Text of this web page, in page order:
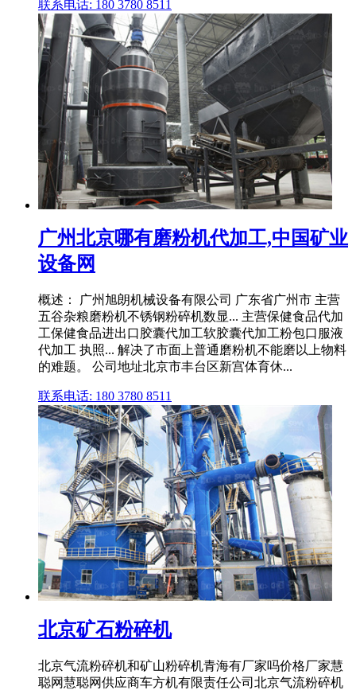
联系电话: 180 3780 8511
广州北京哪有磨粉机代加工,中国矿业
设备网
概述： 广州旭朗机械设备有限公司 广东省广州市 主营
五谷杂粮磨粉机不锈钢粉碎机数显... 主营保健食品代加
工保健食品进出口胶囊代加工软胶囊代加工粉包口服液
代加工 执照... 解决了市面上普通磨粉机不能磨以上物料
的难题。 公司地址北京市丰台区新宫体育休...
联系电话: 180 3780 8511
北京矿石粉碎机
北京气流粉碎机和矿山粉碎机青海有厂家吗价格厂家慧
聪网慧聪网供应商车方机有限责任公司北京气流粉碎机